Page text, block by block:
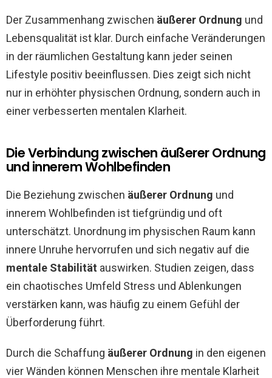
Der Zusammenhang zwischen äußerer Ordnung und
Lebensqualität ist klar. Durch einfache Veränderungen
in der räumlichen Gestaltung kann jeder seinen
Lifestyle positiv beeinflussen. Dies zeigt sich nicht
nur in erhöhter physischen Ordnung, sondern auch in
einer verbesserten mentalen Klarheit.
Die Verbindung zwischen äußerer Ordnung
und innerem Wohlbefinden
Die Beziehung zwischen äußerer Ordnung und
innerem Wohlbefinden ist tiefgründig und oft
unterschätzt. Unordnung im physischen Raum kann
innere Unruhe hervorrufen und sich negativ auf die
mentale Stabilität auswirken. Studien zeigen, dass
ein chaotisches Umfeld Stress und Ablenkungen
verstärken kann, was häufig zu einem Gefühl der
Überforderung führt.
Durch die Schaffung äußerer Ordnung in den eigenen
vier Wänden können Menschen ihre mentale Klarheit